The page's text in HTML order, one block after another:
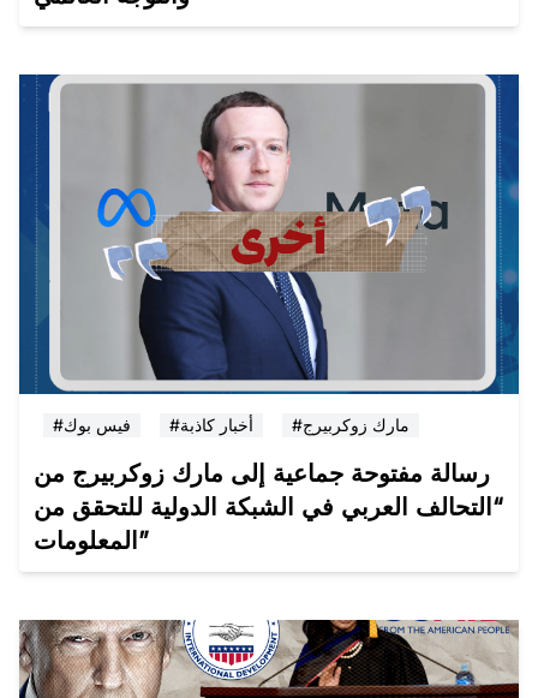
#فيس بوك #أخبار كاذبة #مارك زوكربيرج
رسالة مفتوحة جماعية إلى مارك زوكربيرج من
“التحالف العربي في الشبكة الدولية للتحقق من
المعلومات”